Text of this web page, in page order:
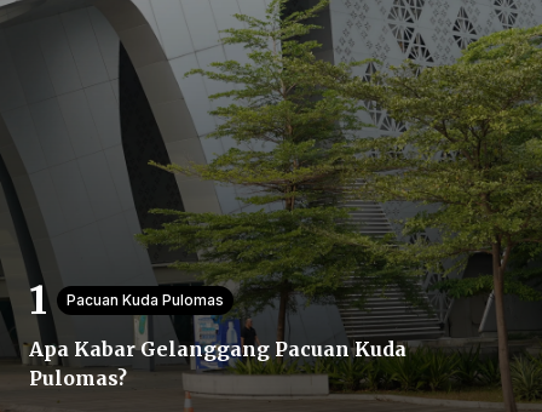
Beranda
Bagikan
Pacuan Kuda Pulomas
Apa Kabar Gelanggang Pacuan Kuda
Pulomas?